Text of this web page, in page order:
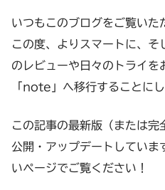
いつもこのブログをご覧いた
この度、よりスマートに、そ
のレビューや日々のトライを
「note」へ移行することにし
この記事の最新版（または
公開・アップデートしていま
いページでご覧ください！